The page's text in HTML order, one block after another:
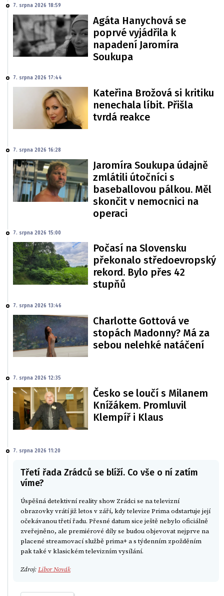
7. srpna 2026 18:59
Agáta Hanychová se
poprvé vyjádřila k
napadení Jaromíra
Soukupa
7. srpna 2026 17:44
Kateřina Brožová si kritiku
nenechala líbit. Přišla
tvrdá reakce
7. srpna 2026 16:28
Jaromíra Soukupa údajně
zmlátili útočníci s
baseballovou pálkou. Měl
skončit v nemocnici na
operaci
7. srpna 2026 15:00
Počasí na Slovensku
překonalo středoevropský
rekord. Bylo přes 42
stupňů
7. srpna 2026 13:46
Charlotte Gottová ve
stopách Madonny? Má za
sebou nelehké natáčení
7. srpna 2026 12:35
Česko se loučí s Milanem
Knížákem. Promluvil
Klempíř i Klaus
7. srpna 2026 11:20
Třetí řada Zrádců se blíží. Co vše o ní zatím
víme?
Úspěšná detektivní reality show Zrádci se na televizní
obrazovky vrátí již letos v září, kdy televize Prima odstartuje její
očekávanou třetí řadu. Přesné datum sice ještě nebylo oficiálně
zveřejněno, ale premiérové díly se budou objevovat nejprve na
placené streamovací službě prima+ a s týdenním zpožděním
pak také v klasickém televizním vysílání.
Zdroj:Libor Novák